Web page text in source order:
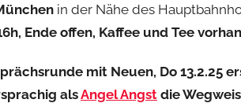
in der Nähe des
Ende offen, Kaffee und Tee
mit Neuen, Do 13.2.25
alsAngel Angst die